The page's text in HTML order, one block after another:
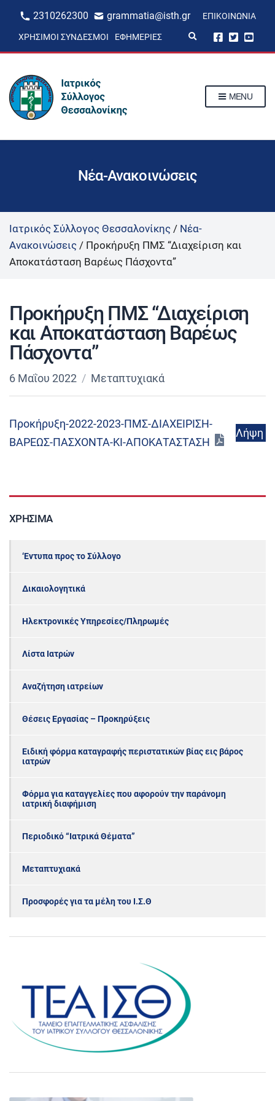
2310262300 grammatia@isth.gr ΕΠΙΚΟΙΝΩΝΊΑ
ΧΡΉΣΙΜΟΙ ΣΎΝΔΕΣΜΟΙ ΕΦΗΜΕΡΊΕΣ
p
m
MENU
Νέα-Ανακοινώσεις
Ιατρικός Σύλλογος Θεσσαλονίκης / Νέα-
Ανακοινώσεις / Προκήρυξη ΠΜΣ “Διαχείριση και
Αποκατάσταση Βαρέως Πάσχοντα”
Προκήρυξη ΠΜΣ “Διαχείριση
και Αποκατάσταση Βαρέως
Πάσχοντα”
6 Μαΐου 2022 Μεταπτυχιακά
Προκήρυξη-2022-2023-ΠΜΣ-ΔΙΑΧΕΙΡΙΣΗ-
ΒΑΡΕΩΣ-ΠΑΣΧΟΝΤΑ-ΚΙ-ΑΠΟΚΑΤΑΣΤΑΣΗ
Λήψη
ΧΡΉΣΙΜΑ
‘Εντυπα προς το Σύλλογο
Δικαιολογητικά
Ηλεκτρονικές Υπηρεσίες/Πληρωμές
Λίστα Ιατρών
Αναζήτηση ιατρείων
Θέσεις Εργασίας – Προκηρύξεις
Ειδική φόρμα καταγραφής περιστατικών βίας εις βάρος
ιατρών
Φόρμα για καταγγελίες που αφορούν την παράνομη
ιατρική διαφήμιση
Περιοδικό “Ιατρικά Θέματα”
Μεταπτυχιακά
Προσφορές για τα μέλη του Ι.Σ.Θ